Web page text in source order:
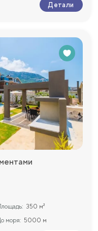
Детали
350 м²
моря: 5000 м